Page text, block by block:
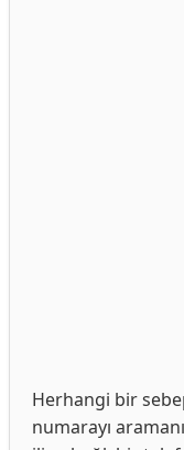
Herhangi bir
numarayı